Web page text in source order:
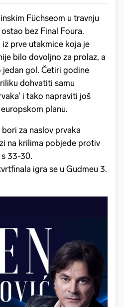
Füchseom u travnju
bez Final Foura.
prve utakmice koja je
bilo dovoljno za prolaz, a
jedan gol. Četiri godine
dohvatiti samu
i tako napraviti još
planu.
za naslov prvaka
na krilima pobjede protiv
33-30.
igra se u Gudmeu 3.